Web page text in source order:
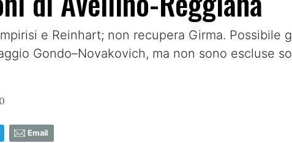
e Reinhart; non recupera Girma. Possibile
Gondo–Novakovich, ma non sono escluse
Email